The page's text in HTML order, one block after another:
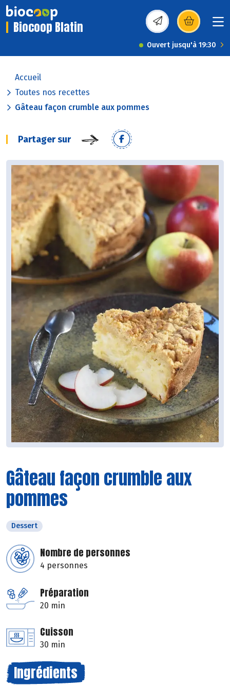
Biocoop Blatin (s’ouvre dans une
Ouvert jusqu'à 19:30
Accueil
Toutes nos recettes
Gâteau façon crumble aux pommes
Partager sur
Gâteau façon crumble aux
pommes
Dessert
Nombre de personnes
4 personnes
Préparation
20 min
Cuisson
30 min
Ingrédients